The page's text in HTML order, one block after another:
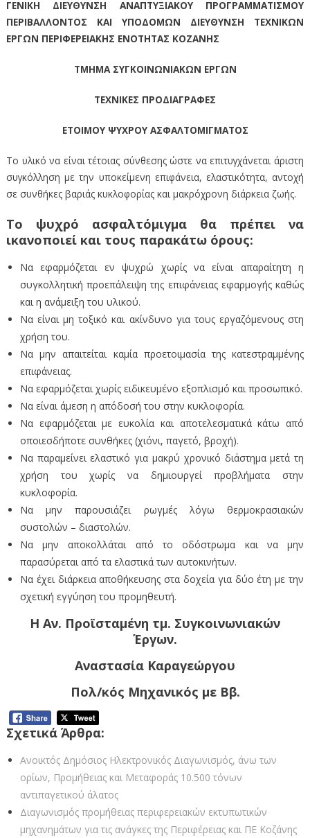
ΓΕΝΙΚΗ ΔΙΕΥΘΥΝΣΗ ΑΝΑΠΤΥΞΙΑΚΟΥ ΠΡΟΓΡΑΜΜΑΤΙΣΜΟΥ
ΠΕΡΙΒΑΛΛΟΝΤΟΣ ΚΑΙ ΥΠΟΔΟΜΩΝ ΔΙΕΥΘΥΝΣΗ ΤΕΧΝΙΚΩΝ
ΕΡΓΩΝ ΠΕΡΙΦΕΡΕΙΑΚΗΣ ΕΝΟΤΗΤΑΣ ΚΟΖΑΝΗΣ
ΤΜΗΜΑ ΣΥΓΚΟΙΝΩΝΙΑΚΩΝ ΕΡΓΩΝ
ΤΕΧΝΙΚΕΣ ΠΡΟΔΙΑΓΡΑΦΕΣ
ΕΤΟΙΜΟΥ ΨΥΧΡΟΥ ΑΣΦΑΛΤΟΜΙΓΜΑΤΟΣ
Το υλικό να είναι τέτοιας σύνθεσης ώστε να επιτυγχάνεται άριστη
συγκόλληση με την υποκείμενη επιφάνεια, ελαστικότητα, αντοχή
σε συνθήκες βαριάς κυκλοφορίας και μακρόχρονη διάρκεια ζωής.
Το ψυχρό ασφαλτόμιγμα θα πρέπει να
ικανοποιεί και τους παρακάτω όρους:
Να εφαρμόζεται εν ψυχρώ χωρίς να είναι απαραίτητη η
συγκολλητική προεπάλειψη της επιφάνειας εφαρμογής καθώς
και η ανάμειξη του υλικού.
Να είναι μη τοξικό και ακίνδυνο για τους εργαζόμενους στη
χρήση του.
Να μην απαιτείται καμία προετοιμασία της κατεστραμμένης
επιφάνειας.
Να εφαρμόζεται χωρίς ειδικευμένο εξοπλισμό και προσωπικό.
Να είναι άμεση η απόδοσή του στην κυκλοφορία.
Να εφαρμόζεται με ευκολία και αποτελεσματικά κάτω από
οποιεσδήποτε συνθήκες (χιόνι, παγετό, βροχή).
Να παραμείνει ελαστικό για μακρύ χρονικό διάστημα μετά τη
χρήση του χωρίς να δημιουργεί προβλήματα στην
κυκλοφορία.
Να μην παρουσιάζει ρωγμές λόγω θερμοκρασιακών
συστολών – διαστολών.
Να μην αποκολλάται από το οδόστρωμα και να μην
παρασύρεται από τα ελαστικά των αυτοκινήτων.
Να έχει διάρκεια αποθήκευσης στα δοχεία για δύο έτη με την
σχετική εγγύηση του προμηθευτή.
Η Αν. Προϊσταμένη τμ. Συγκοινωνιακών
Έργων.
Αναστασία Καραγεώργου
Πολ/κός Μηχανικός με Β΄β.
Σχετικά Άρθρα:
Ανοικτός Δημόσιος Ηλεκτρονικός Διαγωνισμός, άνω των
ορίων, Προμήθειας και Μεταφοράς 10.500 τόνων
αντιπαγετικού άλατος
Διαγωνισμός προμήθειας περιφερειακών εκτυπωτικών
μηχανημάτων για τις ανάγκες της Περιφέρειας και ΠΕ Κοζάνης